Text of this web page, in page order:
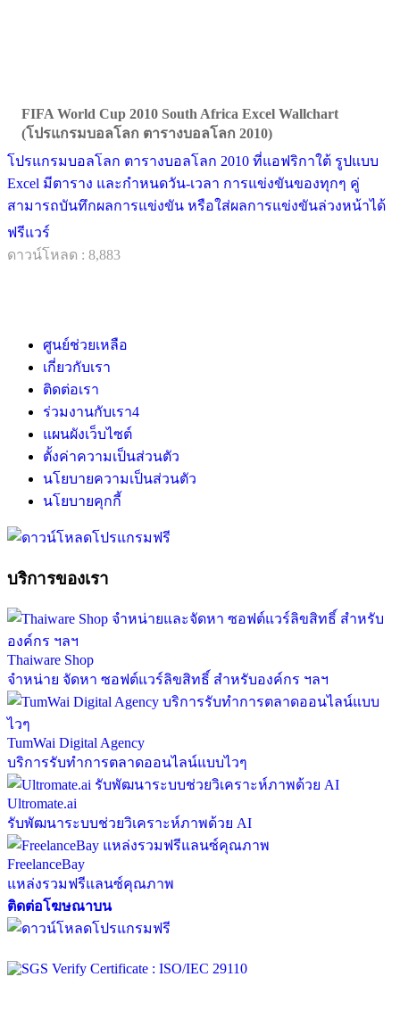
FIFA World Cup 2010 South Africa Excel Wallchart
(โปรแกรมบอลโลก ตารางบอลโลก 2010)
โปรแกรมบอลโลก ตารางบอลโลก 2010 ที่แอฟริกาใต้ รูปแบบ
Excel มีตาราง และกำหนดวัน-เวลา การแข่งขันของทุกๆ คู่
สามารถบันทึกผลการแข่งขัน หรือใส่ผลการแข่งขันล่วงหน้าได้
ฟรีแวร์
ดาวน์โหลด : 8,883
ศูนย์ช่วยเหลือ
เกี่ยวกับเรา
ติดต่อเรา
ร่วมงานกับเรา4
แผนผังเว็บไซต์
ตั้งค่าความเป็นส่วนตัว
นโยบายความเป็นส่วนตัว
นโยบายคุกกี้
บริการของเรา
Thaiware Shop
จำหน่าย จัดหา ซอฟต์แวร์ลิขสิทธิ์ สำหรับองค์กร ฯลฯ
TumWai Digital Agency
บริการรับทำการตลาดออนไลน์แบบไวๆ
Ultromate.ai
รับพัฒนาระบบช่วยวิเคราะห์ภาพด้วย AI
FreelanceBay
แหล่งรวมฟรีแลนซ์คุณภาพ
ติดต่อโฆษณาบน